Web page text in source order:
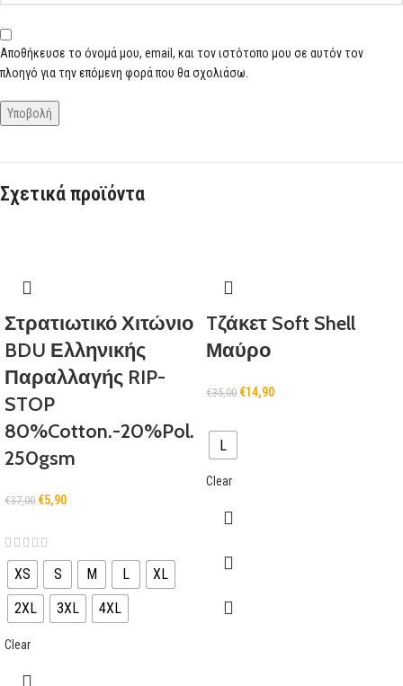
Αποθήκευσε το όνομά μου, email, και τον ιστότοπο μου σε αυτόν τον
πλοηγό για την επόμενη φορά που θα σχολιάσω.
Σχετικά προϊόντα
Στρατιωτικό Χιτώνιο
BDU Ελληνικής
Παραλλαγής RIP-
STOP
80%Cotton.-20%Pol.
250gsm
€37,00 €5,90
XS S M L
XL
2XL
3XL 4XL
Clear
Tζάκετ Soft Shell
Μαύρο
€35,00 €14,90
L
Clear